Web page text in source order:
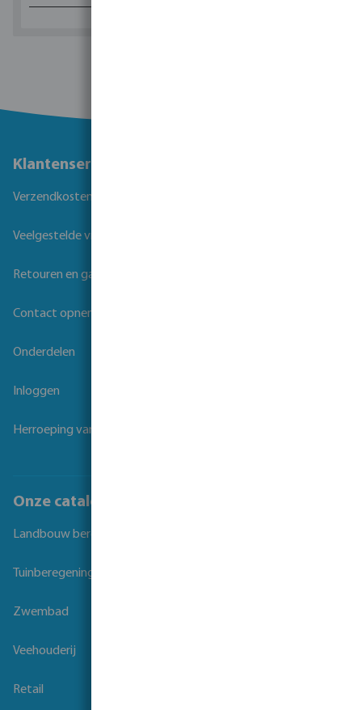
Klantenservice
Verzendkosten
Veelgestelde vragen
Retouren en garantie
Contact opnemen
Onderdelen
Inloggen
Herroeping van overeenkomst
Onze catalogi
Landbouw beregening
Tuinberegening
Zwembad
Veehouderij
Retail